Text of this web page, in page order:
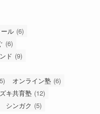
ル (6)
(6)
ド (9)
オンライン塾 (6)
キ共育塾 (12)
シンガク (5)